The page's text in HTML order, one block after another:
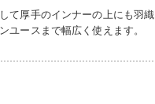
て厚手のインナーの上にも羽織
ースまで幅広く使えます。